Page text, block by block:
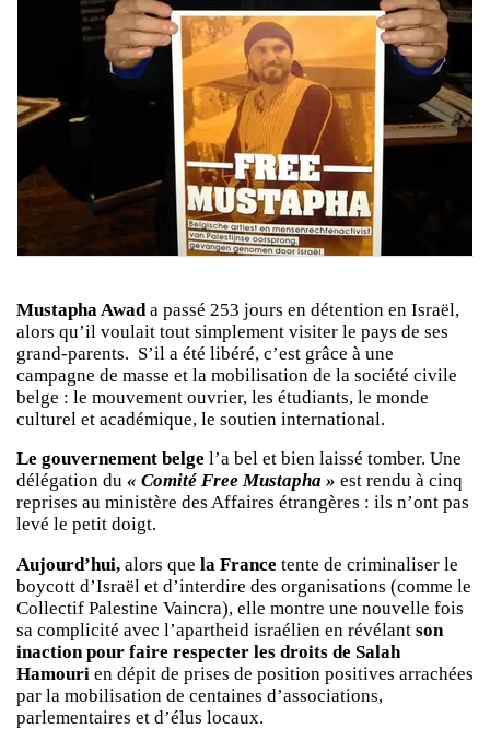
Mustapha Awad a passé 253 jours en détention en Israël,
alors qu’il voulait tout simplement visiter le pays de ses
grand-parents. S’il a été libéré, c’est grâce à une
campagne de masse et la mobilisation de la société civile
belge : le mouvement ouvrier, les étudiants, le monde
culturel et académique, le soutien international.
Le gouvernement belge l’a bel et bien laissé tomber. Une
délégation du « Comité Free Mustapha » est rendu à cinq
reprises au ministère des Affaires étrangères : ils n’ont pas
levé le petit doigt.
Aujourd’hui, alors que la France tente de criminaliser le
boycott d’Israël et d’interdire des organisations (comme le
Collectif Palestine Vaincra), elle montre une nouvelle fois
sa complicité avec l’apartheid israélien en révélant son
inaction pour faire respecter les droits de Salah
Hamouri en dépit de prises de position positives arrachées
par la mobilisation de centaines d’associations,
parlementaires et d’élus locaux.